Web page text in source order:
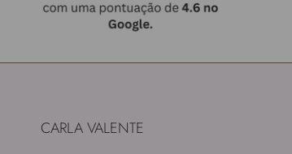
CARLA VALENTE